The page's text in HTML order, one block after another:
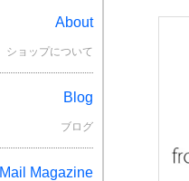
About
ショップについて
Blog
ブログ
Mail Magazine